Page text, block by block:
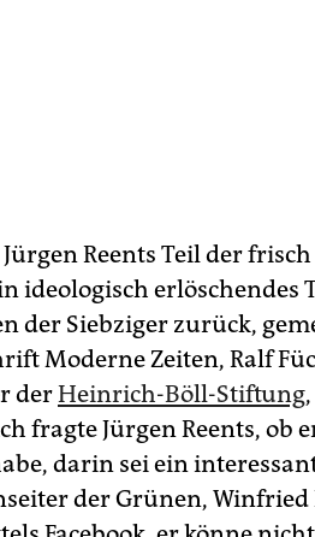
Reents Teil der
ideologisch erlöschendes
der Siebziger zurück,
Moderne Zeiten, Ralf
derHeinrich-Böll-Stiftung
fragte Jürgen Reents, ob
darin sei ein
der Grünen,